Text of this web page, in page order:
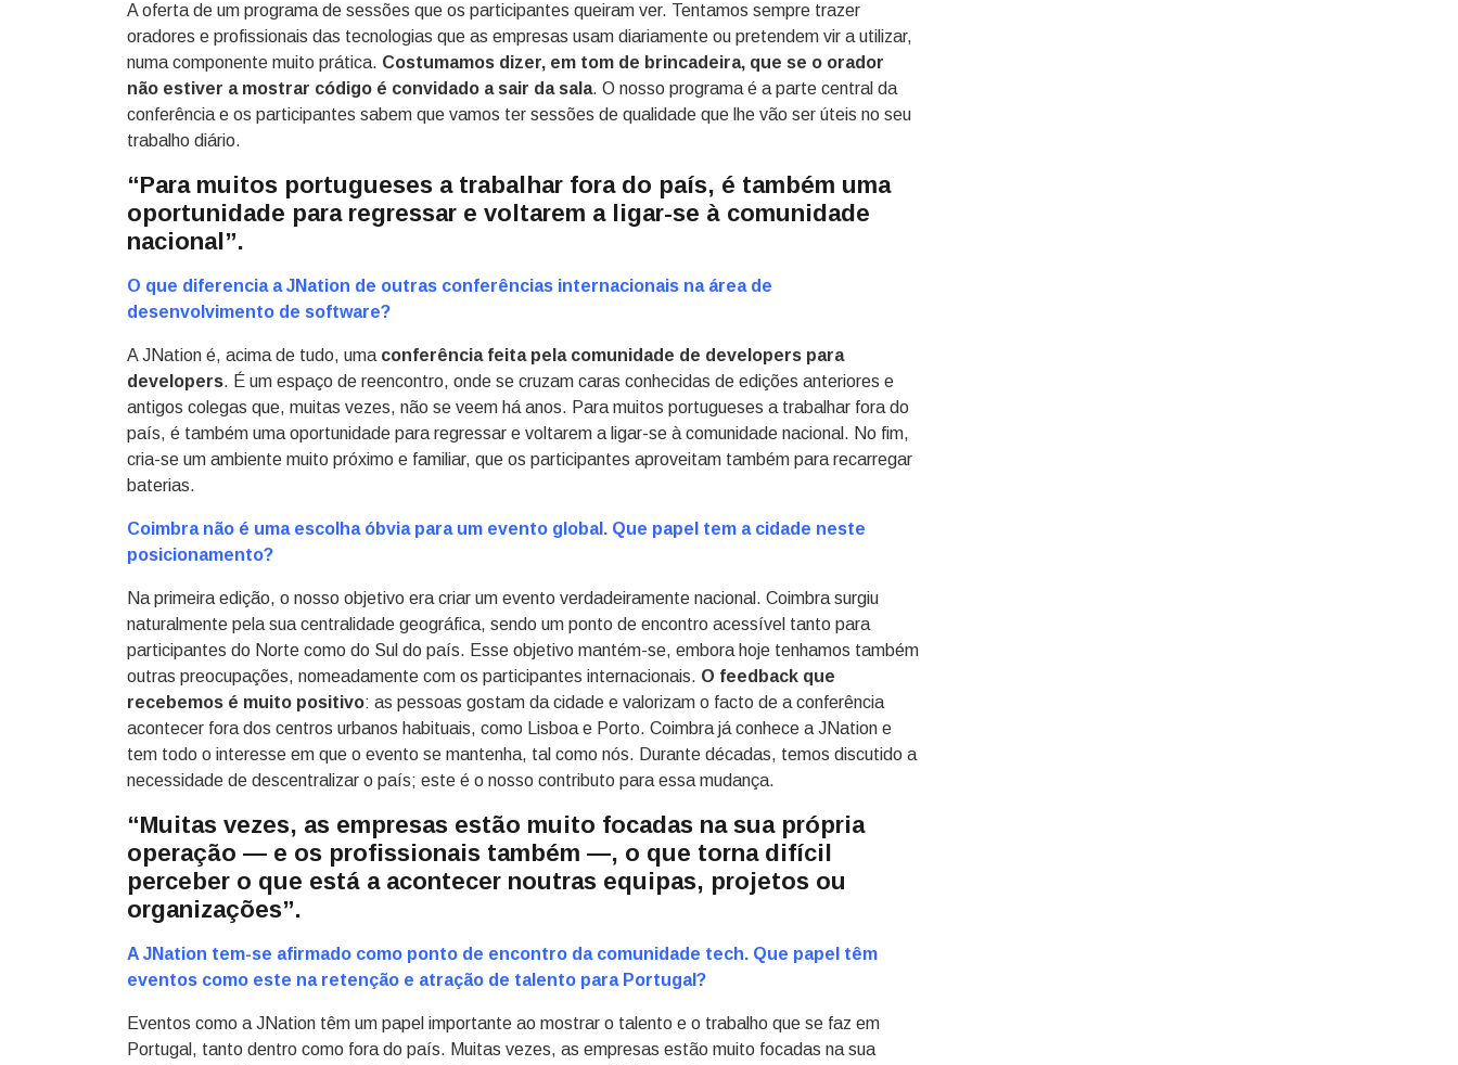
A oferta de um programa de sessões que os participantes queiram ver. Tentamos sempre trazer
oradores e profissionais das tecnologias que as empresas usam diariamente ou pretendem vir a utilizar,
numa componente muito prática. Costumamos dizer, em tom de brincadeira, que se o orador
não estiver a mostrar código é convidado a sair da sala. O nosso programa é a parte central da
conferência e os participantes sabem que vamos ter sessões de qualidade que lhe vão ser úteis no seu
trabalho diário.
“Para muitos portugueses a trabalhar fora do país, é também uma
oportunidade para regressar e voltarem a ligar-se à comunidade
nacional”.
O que diferencia a JNation de outras conferências internacionais na área de
desenvolvimento de software?
A JNation é, acima de tudo, uma conferência feita pela comunidade de developers para
developers. É um espaço de reencontro, onde se cruzam caras conhecidas de edições anteriores e
antigos colegas que, muitas vezes, não se veem há anos. Para muitos portugueses a trabalhar fora do
país, é também uma oportunidade para regressar e voltarem a ligar-se à comunidade nacional. No fim,
cria-se um ambiente muito próximo e familiar, que os participantes aproveitam também para recarregar
baterias.
Coimbra não é uma escolha óbvia para um evento global. Que papel tem a cidade neste
posicionamento?
Na primeira edição, o nosso objetivo era criar um evento verdadeiramente nacional. Coimbra surgiu
naturalmente pela sua centralidade geográfica, sendo um ponto de encontro acessível tanto para
participantes do Norte como do Sul do país. Esse objetivo mantém-se, embora hoje tenhamos também
outras preocupações, nomeadamente com os participantes internacionais. O feedback que
recebemos é muito positivo: as pessoas gostam da cidade e valorizam o facto de a conferência
acontecer fora dos centros urbanos habituais, como Lisboa e Porto. Coimbra já conhece a JNation e
tem todo o interesse em que o evento se mantenha, tal como nós. Durante décadas, temos discutido a
necessidade de descentralizar o país; este é o nosso contributo para essa mudança.
“Muitas vezes, as empresas estão muito focadas na sua própria
operação — e os profissionais também —, o que torna difícil
perceber o que está a acontecer noutras equipas, projetos ou
organizações”.
A JNation tem-se afirmado como ponto de encontro da comunidade tech. Que papel têm
eventos como este na retenção e atração de talento para Portugal?
Eventos como a JNation têm um papel importante ao mostrar o talento e o trabalho que se faz em
Portugal, tanto dentro como fora do país. Muitas vezes, as empresas estão muito focadas na sua